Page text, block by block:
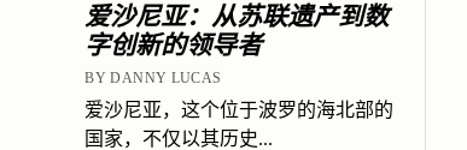
爱沙尼亚：从苏联遗产到数
字创新的领导者
BY DANNY LUCAS
爱沙尼亚，这个位于波罗的海北部的
国家，不仅以其历史...